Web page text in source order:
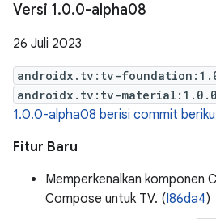
Versi 1.0.0-alpha08
26 Juli 2023
androidx.tv:tv-
androidx.tv:tv-
1.0.0-alpha08 berisi commit
Fitur Baru
Memperkenalkan komponen
Compose untuk TV. (I86da4)